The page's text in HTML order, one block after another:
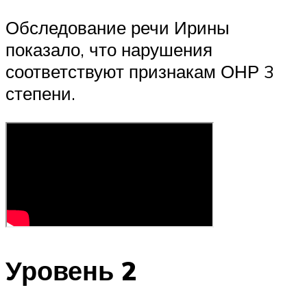
Обследование речи Ирины
показало, что нарушения
соответствуют признакам ОНР 3
степени.
Уровень 2